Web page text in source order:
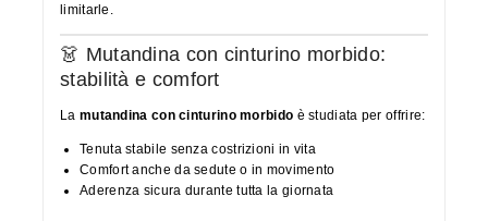
limitarle.
👗 Mutandina con cinturino morbido:
stabilità e comfort
La mutandina con cinturino morbido è studiata per offrire:
Tenuta stabile senza costrizioni in vita
Comfort anche da sedute o in movimento
Aderenza sicura durante tutta la giornata